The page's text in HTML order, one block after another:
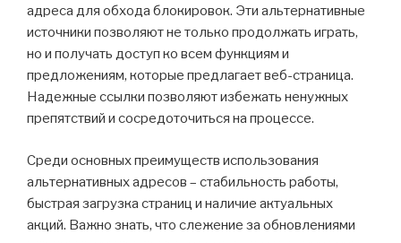
адреса для обхода блокировок. Эти альтернативные
источники позволяют не только продолжать играть,
но и получать доступ ко всем функциям и
предложениям, которые предлагает веб-страница.
Надежные ссылки позволяют избежать ненужных
препятствий и сосредоточиться на процессе.
Среди основных преимуществ использования
альтернативных адресов – стабильность работы,
быстрая загрузка страниц и наличие актуальных
акций. Важно знать, что слежение за обновлениями